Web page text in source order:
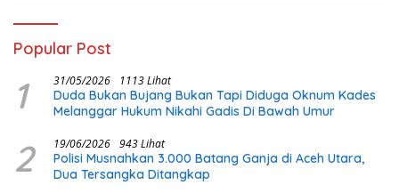
Popular Post
1 31/05/2026 1113 Lihat
Duda Bukan Bujang Bukan Tapi Diduga Oknum Kades
Melanggar Hukum Nikahi Gadis Di Bawah Umur
2 19/06/2026 943 Lihat
Polisi Musnahkan 3.000 Batang Ganja di Aceh Utara,
Dua Tersangka Ditangkap